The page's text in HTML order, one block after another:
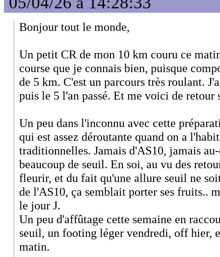
Bonjour tout le monde,
Un petit CR de mon 10 km couru ce
course que je connais bien, puisque
de 5 km. C'est un parcours très roulant.
puis le 5 l'an passé. Et me voici de retour
Un peu dans l'inconnu avec cette
qui est assez déroutante quand on a
traditionnelles. Jamais d'AS10, jamais
beaucoup de seuil. En soi, au vu des
fleurir, et du fait qu'une allure seuil ne
de l'AS10, ça semblait porter ses fruits..
le jour J.
Un peu d'affûtage cette semaine en
seuil, un footing léger vendredi, off hier,
matin.